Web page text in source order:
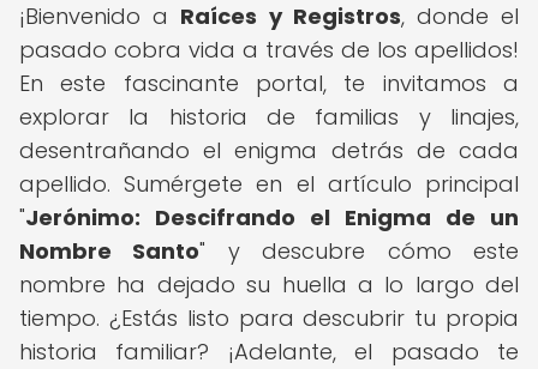
¡Bienvenido a Raíces y Registros, donde el
pasado cobra vida a través de los apellidos!
En este fascinante portal, te invitamos a
explorar la historia de familias y linajes,
desentrañando el enigma detrás de cada
apellido. Sumérgete en el artículo principal
"Jerónimo: Descifrando el Enigma de un
Nombre Santo" y descubre cómo este
nombre ha dejado su huella a lo largo del
tiempo. ¿Estás listo para descubrir tu propia
historia familiar? ¡Adelante, el pasado te